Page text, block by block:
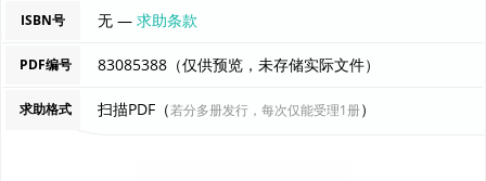
ISBN号 无 —求助条款
PDF编号 83085388（仅供预览，未存储实际文件）
求助格式 扫描PDF（若分多册发行，每次仅能受理1册）